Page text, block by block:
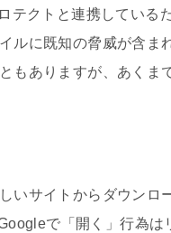
テクトと連携している
ルに既知の脅威が含ま
もありますが、あくま
いサイトからダウンロ
で「開く」行為は